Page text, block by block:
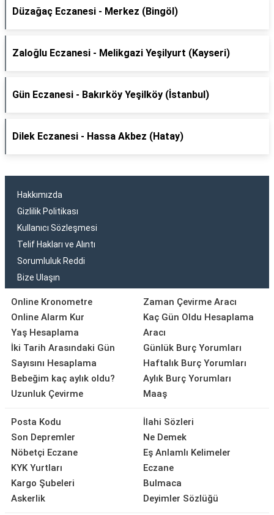
Düzağaç Eczanesi - Merkez (Bingöl)
Zaloğlu Eczanesi - Melikgazi Yeşilyurt (Kayseri)
Gün Eczanesi - Bakırköy Yeşilköy (İstanbul)
Dilek Eczanesi - Hassa Akbez (Hatay)
Hakkımızda
Gizlilik Politikası
Kullanıcı Sözleşmesi
Telif Hakları ve Alıntı
Sorumluluk Reddi
Bize Ulaşın
Online Kronometre
Online Alarm Kur
Yaş Hesaplama
İki Tarih Arasındaki Gün
Sayısını Hesaplama
Bebeğim kaç aylık oldu?
Uzunluk Çevirme
Zaman Çevirme Aracı
Kaç Gün Oldu Hesaplama
Aracı
Günlük Burç Yorumları
Haftalık Burç Yorumları
Aylık Burç Yorumları
Maaş
Posta Kodu
Son Depremler
Nöbetçi Eczane
KYK Yurtları
Kargo Şubeleri
Askerlik
İlahi Sözleri
Ne Demek
Eş Anlamlı Kelimeler
Eczane
Bulmaca
Deyimler Sözlüğü